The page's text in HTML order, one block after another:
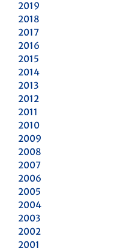
2019
2018
2017
2016
2015
2014
2013
2012
2011
2010
2009
2008
2007
2006
2005
2004
2003
2002
2001